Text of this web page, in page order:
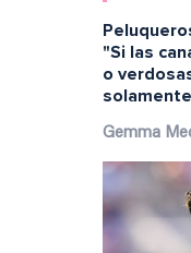
"Si las
o
Gemma